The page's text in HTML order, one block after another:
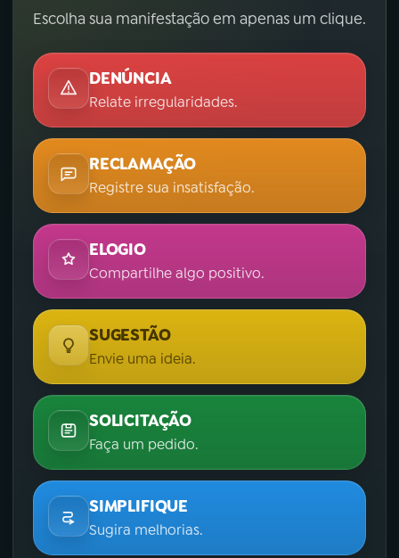
Escolha sua manifestação em apenas um clique.
DENÚNCIA
Relate irregularidades.
RECLAMAÇÃO
Registre sua insatisfação.
ELOGIO
Compartilhe algo positivo.
SUGESTÃO
Envie uma ideia.
SOLICITAÇÃO
Faça um pedido.
SIMPLIFIQUE
Sugira melhorias.